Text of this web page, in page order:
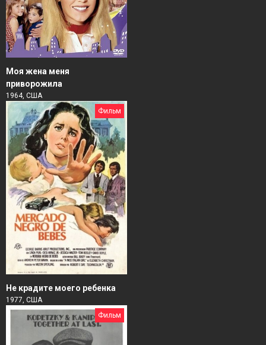
Моя жена меня
приворожила
1964, США
Фильм
Не крадите моего ребенка
1977, США
Фильм